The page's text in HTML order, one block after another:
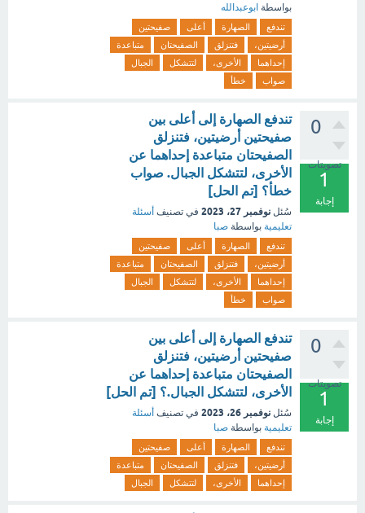
بواسطة ابوعبدالله
تندفع الصهارة أعلى
صفيحتين
أرضيتين،
فتنزلق الصفيحتان
متباعدة
إحداهما
الأخرى، لتتشكل
الجبال
صواب
خطأ
0
تصويتات
1
إجابة
تندفع الصهارة إلى أعلى بين
صفيحتين أرضيتين، فتنزلق
الصفيحتان متباعدة إحداهما عن
الأخرى، لتتشكل الجبال. صواب
خطأ؟ [تم الحل]
سُئل نوفمبر 27، 2023 في تصنيف أسئلة
تعليمية بواسطة صبا
تندفع الصهارة أعلى
صفيحتين
أرضيتين،
فتنزلق الصفيحتان
متباعدة
إحداهما
الأخرى، لتتشكل
الجبال
صواب
خطأ
0
تصويتات
1
إجابة
تندفع الصهارة إلى أعلى بين
صفيحتين أرضيتين، فتنزلق
الصفيحتان متباعدة إحداهما عن
الأخرى، لتتشكل الجبال.؟ [تم الحل]
سُئل نوفمبر 26، 2023 في تصنيف أسئلة
تعليمية بواسطة صبا
تندفع الصهارة أعلى
صفيحتين
أرضيتين،
فتنزلق الصفيحتان
متباعدة
إحداهما
الأخرى، لتتشكل الجبال